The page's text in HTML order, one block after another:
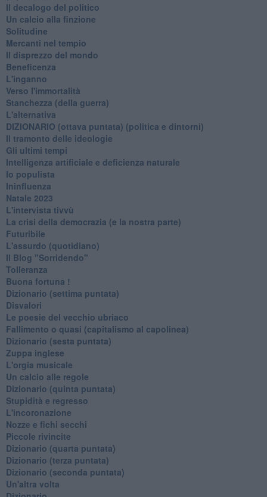
Il decalogo del politico
Un calcio alla finzione
Solitudine
Mercanti nel tempio
Il disprezzo del mondo
Beneficenza
L'inganno
Verso l'immortalità
Stanchezza (della guerra)
L'alternativa
​DIZIONARIO (ottava puntata) (politica e dintorni)
Il tramonto delle ideologie
Gli ultimi tempi
Intelligenza artificiale e deficienza naturale
Io populista
Ininfluenza
Natale 2023
L'intervista tivvù
La crisi della democrazia (e la nostra parte)
Futuribile
L'assurdo (quotidiano)
Il Blog "Sorridendo"
Tolleranza
Buona fortuna !
​Dizionario (settima puntata)
Disvalori
Le poesie del vecchio ubriaco
Fallimento o quasi (capitalismo al capolinea)
Dizionario (sesta puntata)
Zuppa inglese
L'orgia musicale
Un calcio alle regole
Dizionario (quinta puntata)
Stupidità e regresso
L'incoronazione
Nozze e fichi secchi
Piccole rivincite
​Dizionario (quarta puntata)
​Dizionario (terza puntata)
​Dizionario (seconda puntata)
Un'altra volta